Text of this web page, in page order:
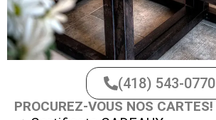
(418) 543-0770
PROCUREZ-VOUS NOS CARTES!